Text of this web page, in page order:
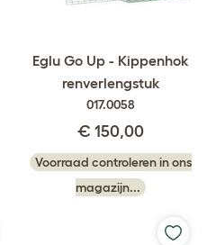
Eglu Go Up - Kippenhok
renverlengstuk
017.0058
€ 150,00
Voorraad controleren in ons
magazijn...